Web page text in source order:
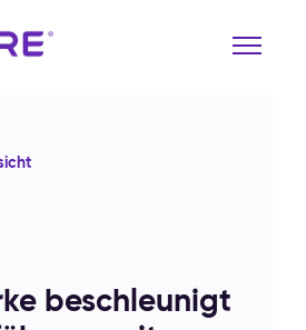
beschleunigt